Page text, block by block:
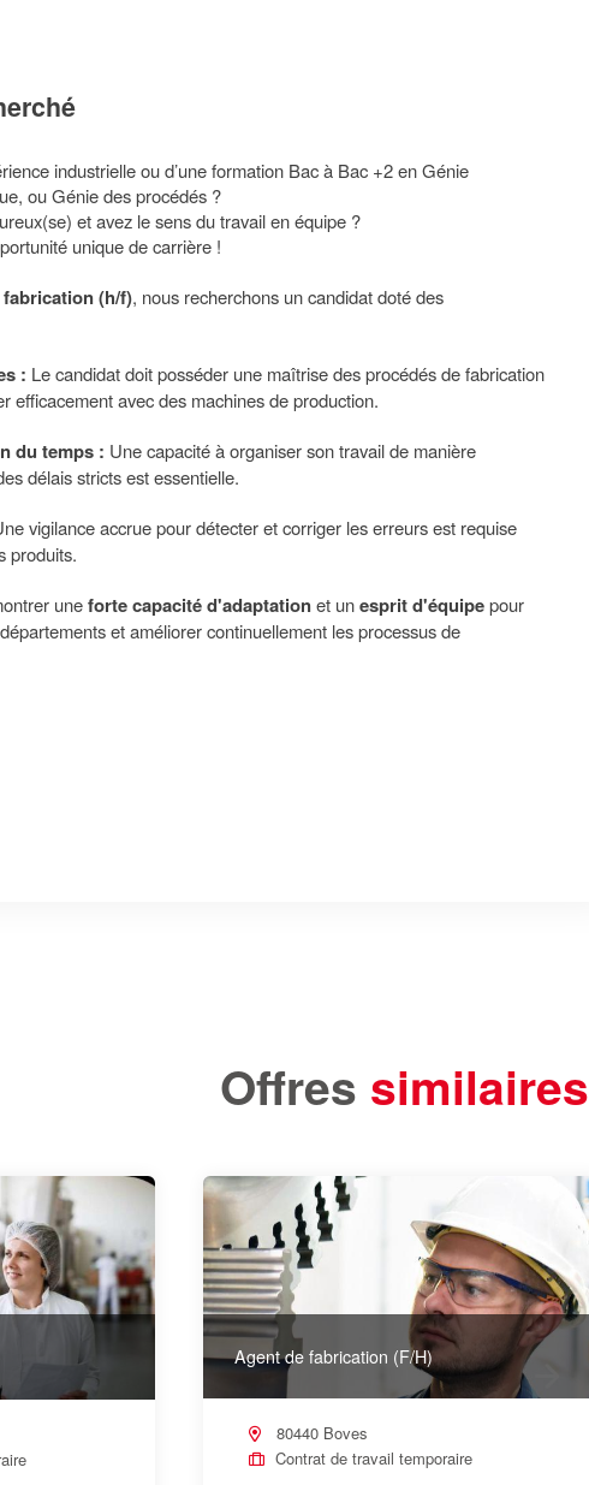
industrielle ou d’une formation Bac à Bac +2 en Génie
ou Génie des procédés ?
et avez le sens du travail en équipe ?
unique de carrière !
(h/f), nous recherchons un candidat doté des
: Le candidat doit posséder une maîtrise des procédés de fabrication
efficacement avec des machines de production.
du temps : Une capacité à organiser son travail de manière
délais stricts est essentielle.
vigilance accrue pour détecter et corriger les erreurs est requise
produits.
uneforte capacité d'adaptationet unesprit d'équipepour
et améliorer continuellement les processus de
Offres similaires
Agent de fabrication (F/H)
80440 Boves
Contrat de travail temporaire